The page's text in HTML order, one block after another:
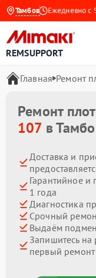
Тамбов
Яндекс Ежедневно с
REMSUPPORT
Главная Ремонт
Ремонт
107 в
Доставка и
Гарантийное и
1 года
Диагностика
Срочный
Выдаём
Запишитесь на
первый ремонт